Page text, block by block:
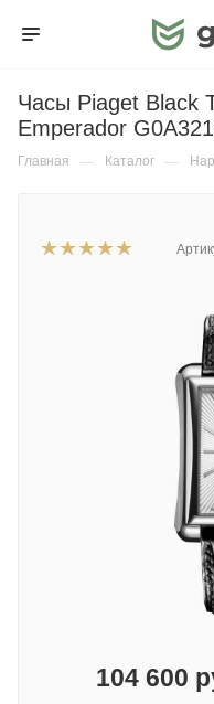
Часы Piaget Black
Emperador
Главная — Каталог —
104 600